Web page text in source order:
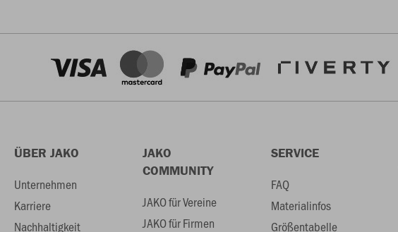
ÜBER JAKO
Unternehmen
Karriere
Nachhaltigkeit
JAKO
COMMUNITY
JAKO für Vereine
JAKO für Firmen
SERVICE
FAQ
Materialinfos
Größentabelle